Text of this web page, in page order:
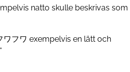
natto skulle beskrivas som
ワフワ exempelvis en lätt och